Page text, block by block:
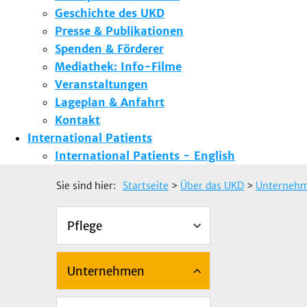
Geschichte des UKD
Presse & Publikationen
Spenden & Förderer
Mediathek: Info-Filme
Veranstaltungen
Lageplan & Anfahrt
Kontakt
International Patients
International Patients - English
Sie sind hier: Startseite > Über das UKD >
Pflege
Unternehmen